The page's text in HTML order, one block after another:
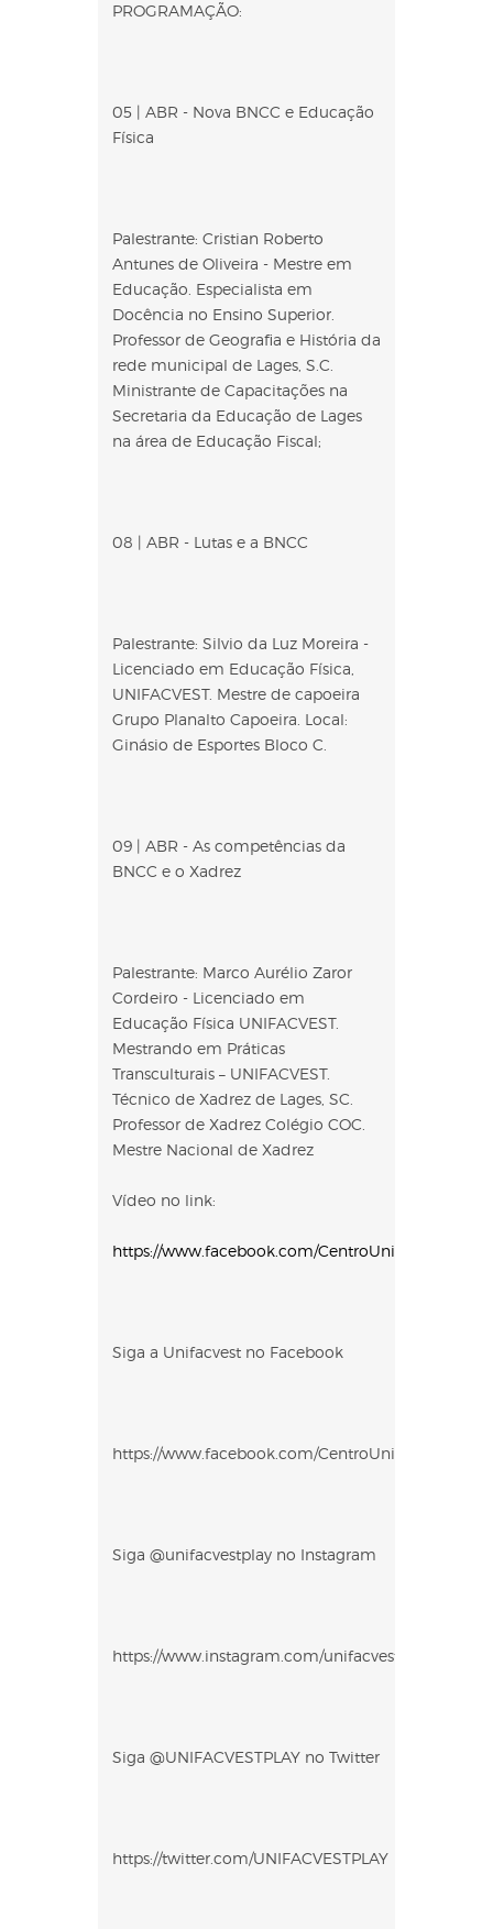
PROGRAMAÇÃO:
05 | ABR - Nova BNCC e Educação
Física
Palestrante: Cristian Roberto
Antunes de Oliveira - Mestre em
Educação. Especialista em
Docência no Ensino Superior.
Professor de Geografia e História da
rede municipal de Lages, S.C.
Ministrante de Capacitações na
Secretaria da Educação de Lages
na área de Educação Fiscal;
08 | ABR - Lutas e a BNCC
Palestrante: Silvio da Luz Moreira -
Licenciado em Educação Física,
UNIFACVEST. Mestre de capoeira
Grupo Planalto Capoeira. Local:
Ginásio de Esportes Bloco C.
09 | ABR - As competências da
BNCC e o Xadrez
Palestrante: Marco Aurélio Zaror
Cordeiro - Licenciado em
Educação Física UNIFACVEST.
Mestrando em Práticas
Transculturais – UNIFACVEST.
Técnico de Xadrez de Lages, SC.
Professor de Xadrez Colégio COC.
Mestre Nacional de Xadrez
Vídeo no link:
https://www.facebook.com/
Siga a Unifacvest no Facebook
https://www.facebook.com/
Siga @unifacvestplay no Instagram
https://www.instagram.com/unifacvestplay
Siga @UNIFACVESTPLAY no Twitter
https://twitter.com/UNIFACVESTPLAY